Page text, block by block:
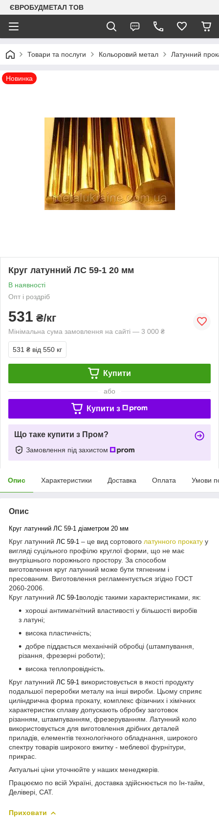
ЄВРОБУДМЕТАЛ ТОВ
Товари та послуги Кольоровий метал Латунний
Новинка
Круг латунний ЛС 59-1 20 мм
В наявності
Опт і роздріб
531 ₴/кг
Мінімальна сума замовлення на сайті — 3 000 ₴
531 ₴ від 550 кг
Купити
або
Купити з
Що таке купити з Пром?
Замовлення під захистом
Опис Характеристики Доставка Оплата Умови
Опис
Круг латунний ЛС 59-1 діаметром 20 мм
Круг латунний ЛС 59-1 – це вид сортового латунного прокату у
вигляді суцільного профілю круглої форми, що не має
внутрішнього порожнього простору. За способом
виготовлення круг латунний може бути тягненим і
пресованим. Виготовлення регламентується згідно ГОСТ
2060-2006.
Круг латунний ЛС 59-1 володіє такими характеристиками, як:
хороші антимагнітний властивості у більшості виробів
з латуні;
висока пластичність;
добре піддається механічній обробці (штампування,
різання, фрезерні роботи);
висока теплопровідність.
Круг латунний ЛС 59-1 використовується в якості продукту
подальшої переробки металу на інші вироби. Цьому сприяє
циліндрична форма прокату, комплекс фізичних і хімічних
характеристик сплаву допускають обробку заготовок
різанням, штампуванням, фрезеруванням. Латунний коло
використовується для виготовлення дрібних деталей
приладів, елементів технологічного обладнання, широкого
спектру товарів широкого вжитку - меблевої фурнітури,
прикрас.
Актуальні ціни уточнюйте у наших менеджерів.
Працюємо по всій Україні, доставка здійснюється по Ін-тайм,
Делівері, САТ.
Приховати